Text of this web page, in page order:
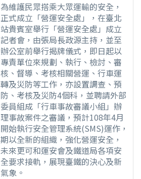
為維護民眾搭乘大眾運輸的安全，
正式成立「營運安全處」，在臺北
站貴賓室舉行「營運安全處」成立
記者會，由張局長政源主持，並至
辦公室前舉行揭牌儀式，即日起以
專責單位來規劃、執行、檢討、審
核、督導、考核相關營運、行車運
轉及災防等工作，亦設置調查、預
防、考核及災防4個科，並聘請外部
委員組成「行車事故審議小組」辦
理事故案件之審議，預計108年4月
開始執行安全管理系統(SMS)運作，
期以全新的組織，強化營運安全，
未來更可和運安會及鐵道局各項安
全要求接軌，展現臺鐵的決心及新
氣象。